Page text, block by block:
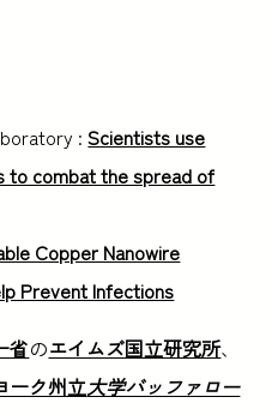
:Scientists use
to combat the spread of
Copper Nanowire
Prevent Infections
省のエイムズ国立研究所、
ーク州立大学バッファロー